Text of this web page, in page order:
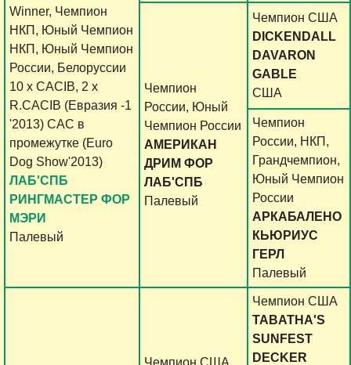
Winner, Чемпион
НКП, Юный Чемпион
НКП, Юный Чемпион
России, Белоруссии
10 х CACIB, 2 x
R.CACIB (Евразия -1
'2013) СAC в
промежутке (Euro
Dog Show'2013)
ЛАБ'СПБ
РИНГМАСТЕР ФОР
МЭРИ
Палевый
Чемпион
России, Юный
Чемпион России
АМЕРИКАН
ДРИМ ФОР
ЛАБ'СПБ
Палевый
Чемпион США
DICKENDALL
DAVARON
GABLE
США
Чемпион
России, НКП,
Грандчемпион,
Юный Чемпион
России
АРКАБАЛЕНО
КЬЮРИУС
ГЕРЛ
Палевый
Чемпион США
Чемпион США
TABATHA'S
SUNFEST
DECKER